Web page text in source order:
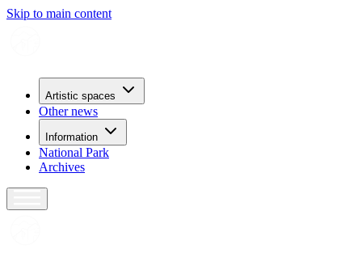
Skip to main content
Artistic spaces
Other news
Information
National Park
Archives